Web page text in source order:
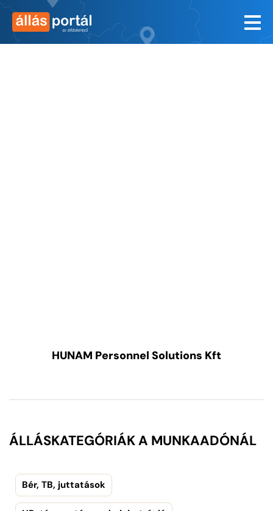
HUNAM Personnel Solutions Kft
ÁLLÁSKATEGÓRIÁK A MUNKAADÓNÁL
Bér, TB, juttatások